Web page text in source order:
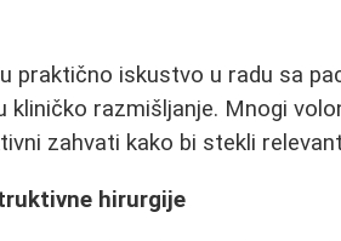
praktično iskustvo u radu sa
razmišljanje. Mnogi
zahvati kako bi stekli
hirurgije